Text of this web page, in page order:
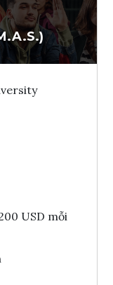
USD mỗi